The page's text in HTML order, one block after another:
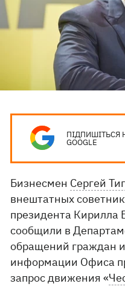
ПІДПИШІТЬСЯ
GOOGLE
Бизнесмен Сергей
внештатных
президента Кирилла
сообщили в
обращений граждан
информации Офиса
запрос движения «